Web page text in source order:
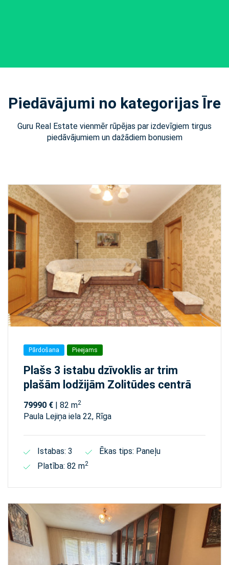
Piedāvājumi no kategorijas Īre
Guru Real Estate vienmēr rūpējas par izdevīgiem tirgus
piedāvājumiem un dažādiem bonusiem
Pārdošana Pieejams
Plašs 3 istabu dzīvoklis ar trim
plašām lodžijām Zolitūdes centrā
79990 € | 82 m2
Paula Lejiņa iela 22, Rīga
Istabas: 3
Ēkas tips: Paneļu
Platība: 82 m2